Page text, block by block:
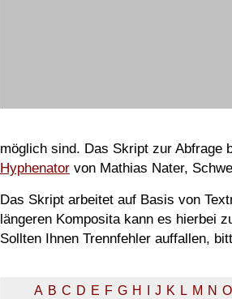
möglich sind. Das Skript zur Abfrage
Hyphenator von Mathias Nater,
Das Skript arbeitet auf Basis von
längeren Komposita kann es hierbei
Sollten Ihnen Trennfehler auffallen,
A B C D E F G H J K L M N O